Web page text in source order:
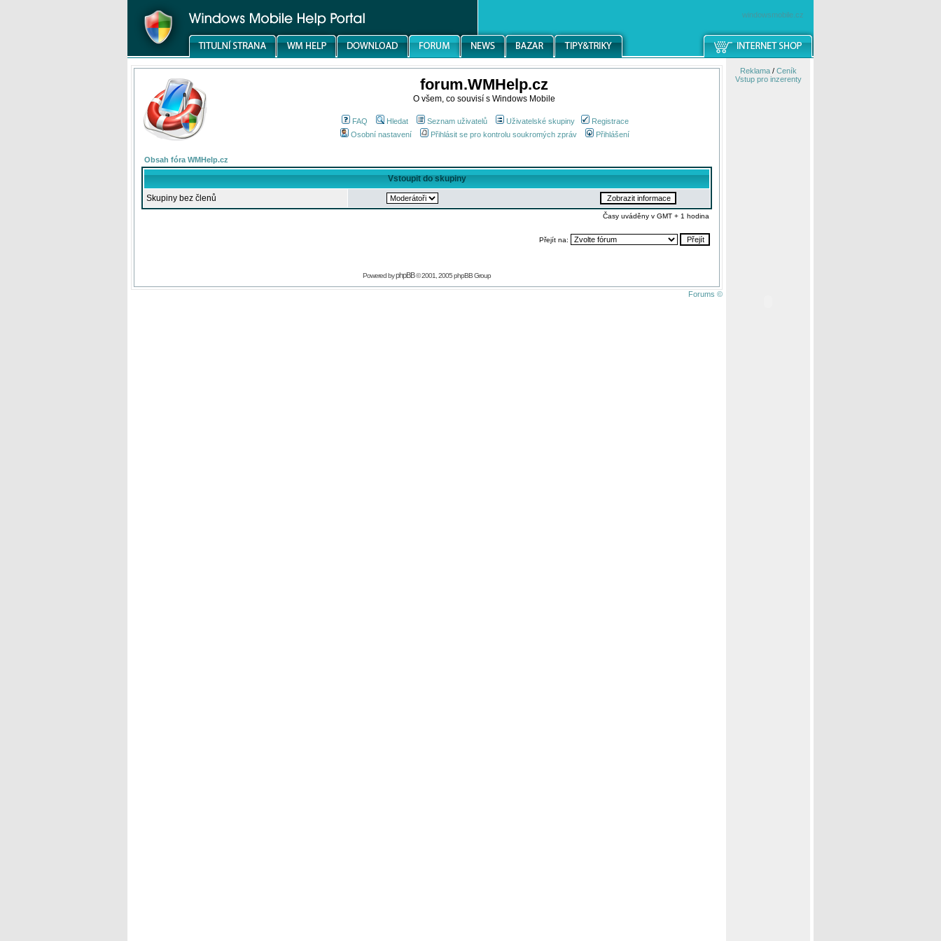
windowsmobile.cz
forum.WMHelp.cz
O všem, co souvisí s Windows Mobile
FAQ Hledat Seznam uživatelů Uživatelské skupiny
Registrace
Osobní nastavení
Přihlásit se pro kontrolu soukromých zpráv Přihlášení
Obsah fóra WMHelp.cz
Vstoupit do skupiny
Skupiny bez členů
Časy uváděny v GMT + 1 hodina
Přejít na:
Powered byphpBB© 2001, 2005 phpBB Group
Forums ©
Reklama/ Ceník
Vstup pro inzerenty